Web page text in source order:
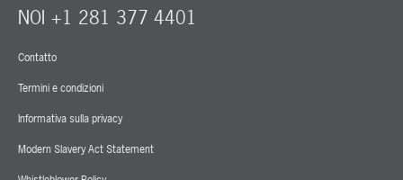
Contatto
Termini e condizioni
Informativa sulla privacy
Modern Slavery Act Statement
NOI +1 281 377 4401